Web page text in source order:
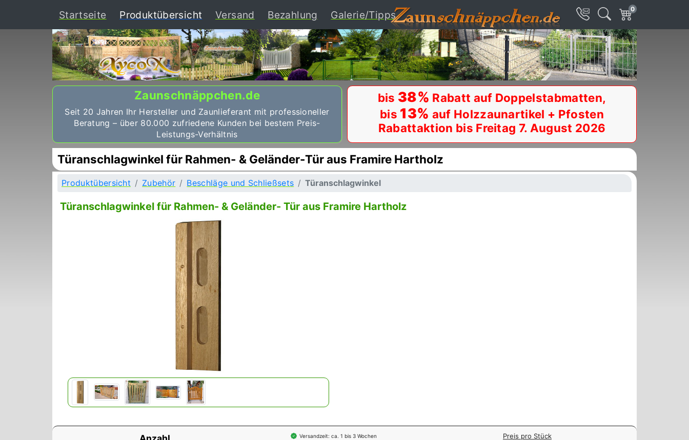
0
Startseite Produktübersicht (current)
Versand Bezahlung Galerie/Tipps
Zaunschnäppchen.de
Seit 20 Jahren Ihr Hersteller und Zaunlieferant mit professioneller
Beratung – über 80.000 zufriedene Kunden bei bestem Preis-
Leistungs-Verhältnis
bis 38% Rabatt auf Doppelstabmatten,
bis 13% auf Holzzaunartikel + Pfosten
Rabattaktion bis Freitag 7. August 2026
Türanschlagwinkel für Rahmen- & Geländer-Tür aus Framire Hartholz
Produktübersicht Zubehör Beschläge und Schließsets Türanschlagwinkel
Türanschlagwinkel für Rahmen- & Geländer- Tür aus Framire Hartholz
Versandzeit: ca. 1 bis 3 Wochen Preis pro Stück